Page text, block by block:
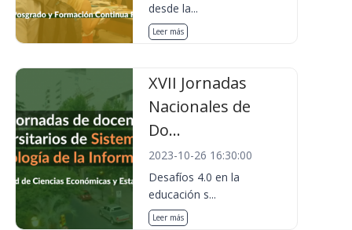
desde la...
Leer más
XVII Jornadas
Nacionales de
Do...
2023-10-26 16:30:00
Desafíos 4.0 en la
educación s...
Leer más